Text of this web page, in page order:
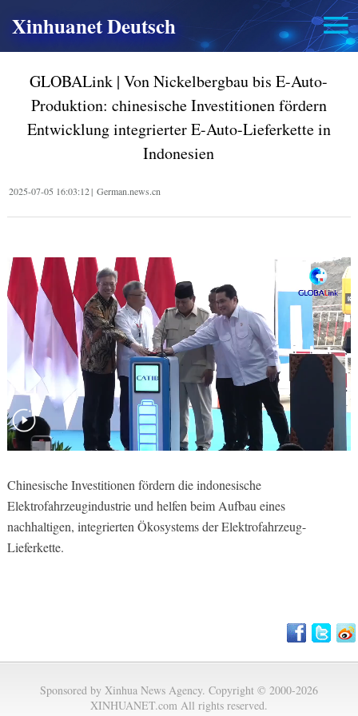
Xinhuanet Deutsch
GLOBALink | Von Nickelbergbau bis E-Auto-
Produktion: chinesische Investitionen fördern
Entwicklung integrierter E-Auto-Lieferkette in
Indonesien
2025-07-05 16:03:12| German.news.cn
Chinesische Investitionen fördern die indonesische
Elektrofahrzeugindustrie und helfen beim Aufbau eines
nachhaltigen, integrierten Ökosystems der Elektrofahrzeug-
Lieferkette.
Sponsored by Xinhua News Agency. Copyright © 2000-2026
XINHUANET.com All rights reserved.